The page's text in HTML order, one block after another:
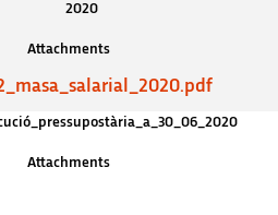
2020
Attachments
Attachments